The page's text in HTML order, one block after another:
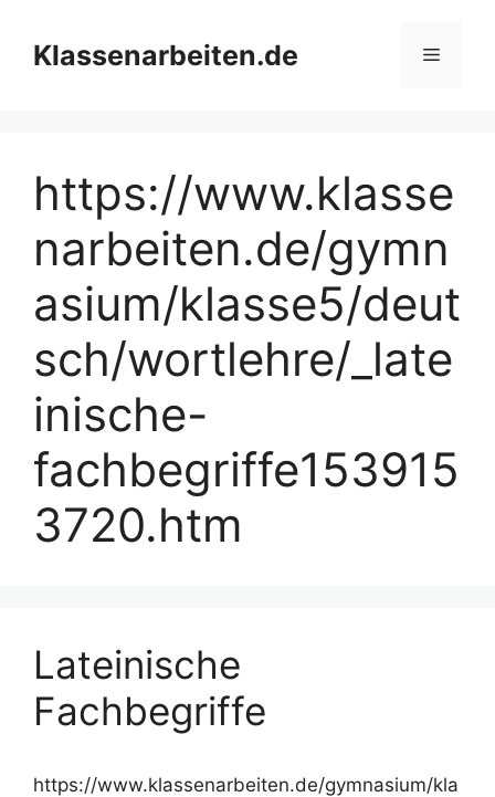
Inhalt
springenKlassenarbeiten.de Menü
https://www.klasse
narbeiten.de/gymn
asium/klasse5/deut
sch/wortlehre/_late
inische-
fachbegriffe153915
3720.htm
Lateinische
Fachbegriffe
https://www.klassenarbeiten.de/gymnasium/kla